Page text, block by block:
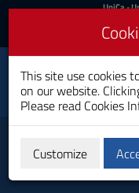
Skip
Content
to
UniCa
Login
UniCa-
Toggle
navigation Bachelor's
Sede
This site use cookies
on our website.
Please read Cookies
Customize